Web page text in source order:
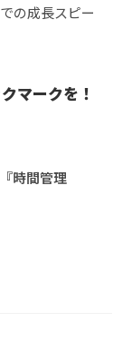
の成長スピー
マークを！
時間管理